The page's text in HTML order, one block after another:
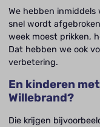
We hebben
snel wordt
week moest prikken,
Dat hebben we ook
verbetering.
En kinderen
Willebrand?
Die krijgen